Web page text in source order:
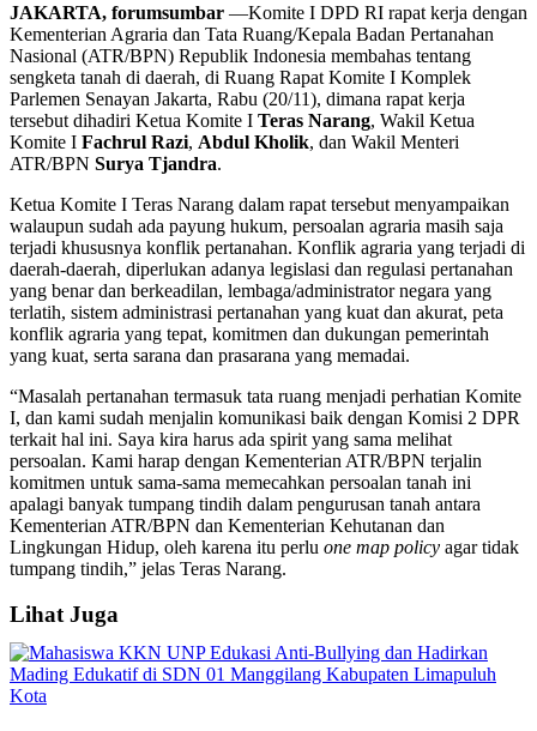
JAKARTA, forumsumbar —Komite I DPD RI rapat kerja dengan
Kementerian Agraria dan Tata Ruang/Kepala Badan Pertanahan
Nasional (ATR/BPN) Republik Indonesia membahas tentang
sengketa tanah di daerah, di Ruang Rapat Komite I Komplek
Parlemen Senayan Jakarta, Rabu (20/11), dimana rapat kerja
tersebut dihadiri Ketua Komite I Teras Narang, Wakil Ketua
Komite I Fachrul Razi, Abdul Kholik, dan Wakil Menteri
ATR/BPN Surya Tjandra.
Ketua Komite I Teras Narang dalam rapat tersebut menyampaikan
walaupun sudah ada payung hukum, persoalan agraria masih saja
terjadi khususnya konflik pertanahan. Konflik agraria yang terjadi di
daerah-daerah, diperlukan adanya legislasi dan regulasi pertanahan
yang benar dan berkeadilan, lembaga/administrator negara yang
terlatih, sistem administrasi pertanahan yang kuat dan akurat, peta
konflik agraria yang tepat, komitmen dan dukungan pemerintah
yang kuat, serta sarana dan prasarana yang memadai.
“Masalah pertanahan termasuk tata ruang menjadi perhatian Komite
I, dan kami sudah menjalin komunikasi baik dengan Komisi 2 DPR
terkait hal ini. Saya kira harus ada spirit yang sama melihat
persoalan. Kami harap dengan Kementerian ATR/BPN terjalin
komitmen untuk sama-sama memecahkan persoalan tanah ini
apalagi banyak tumpang tindih dalam pengurusan tanah antara
Kementerian ATR/BPN dan Kementerian Kehutanan dan
Lingkungan Hidup, oleh karena itu perlu one map policy agar tidak
tumpang tindih,” jelas Teras Narang.
Lihat Juga